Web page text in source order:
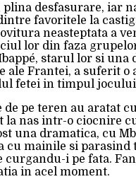
plina desfasurare, iar
favoritele la
neasteptata a
lor din faza
starul lor si una
ale Frantei, a suferit o
fetei in timpul
de pe teren au aratat
la nas intr-o ciocnire
una dramatica, cu
cu mainile si parasind
curgandu-i pe fata.
in acel moment.